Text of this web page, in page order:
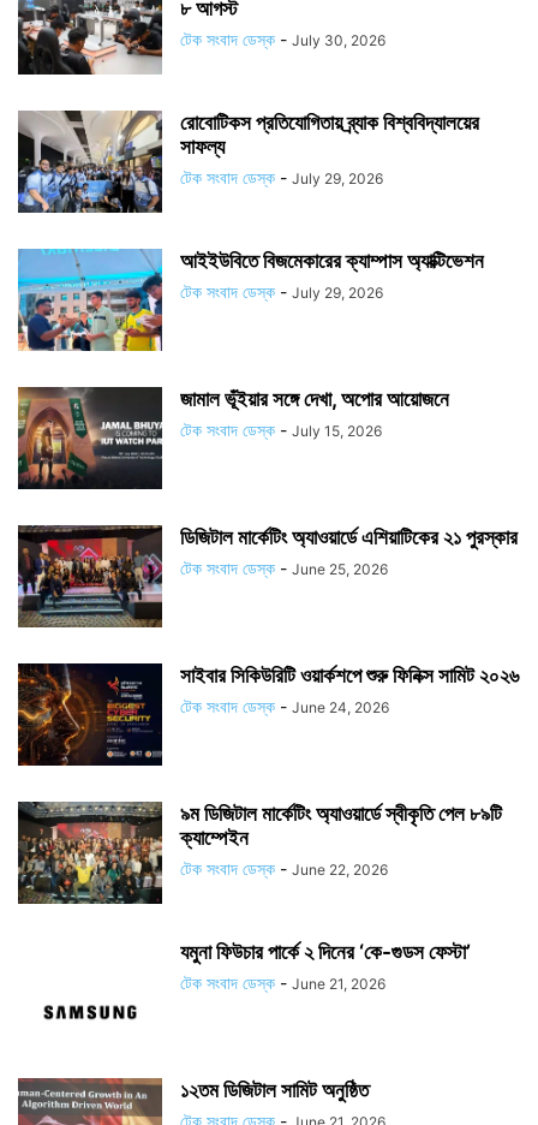
৮ আগস্ট
টেক সংবাদ ডেস্ক - July 30, 2026
রোবোটিকস প্রতিযোগিতায় ব্র্যাক বিশ্ববিদ্যালয়ের
সাফল্য
টেক সংবাদ ডেস্ক - July 29, 2026
আইইউবিতে বিজমেকারের ক্যাম্পাস অ্যাক্টিভেশন
টেক সংবাদ ডেস্ক - July 29, 2026
জামাল ভূঁইয়ার সঙ্গে দেখা, অপোর আয়োজনে
টেক সংবাদ ডেস্ক - July 15, 2026
ডিজিটাল মার্কেটিং অ্যাওয়ার্ডে এশিয়াটিকের ২১ পুরস্কার
টেক সংবাদ ডেস্ক - June 25, 2026
সাইবার সিকিউরিটি ওয়ার্কশপে শুরু ফিনিক্স সামিট ২০২৬
টেক সংবাদ ডেস্ক - June 24, 2026
৯ম ডিজিটাল মার্কেটিং অ্যাওয়ার্ডে স্বীকৃতি পেল ৮৯টি
ক্যাম্পেইন
টেক সংবাদ ডেস্ক - June 22, 2026
যমুনা ফিউচার পার্কে ২ দিনের ‘কে-গুডস ফেস্টা’
টেক সংবাদ ডেস্ক - June 21, 2026
১২তম ডিজিটাল সামিট অনুষ্ঠিত
টেক সংবাদ ডেস্ক -